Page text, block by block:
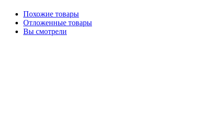
Похожие товары
Отложенные товары
Вы смотрели